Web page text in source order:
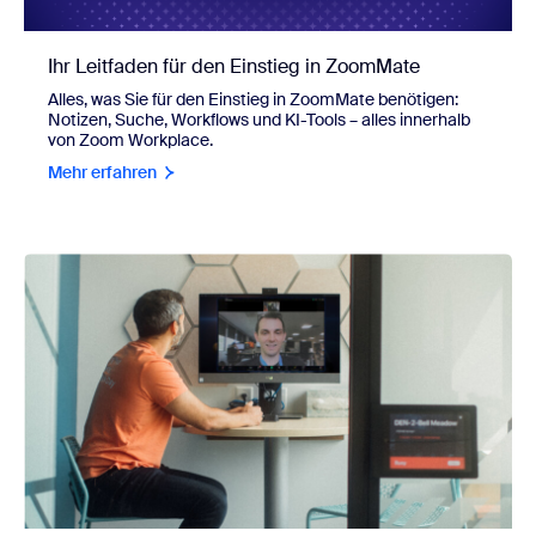
Ihr Leitfaden für den Einstieg in ZoomMate
Alles, was Sie für den Einstieg in ZoomMate benötigen:
Notizen, Suche, Workflows und KI-Tools – alles innerhalb
von Zoom Workplace.
Mehr erfahren